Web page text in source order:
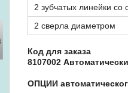
2 зубчатых линейки
2 сверла диаметром
Код для заказа
8107002
ОПЦИИ